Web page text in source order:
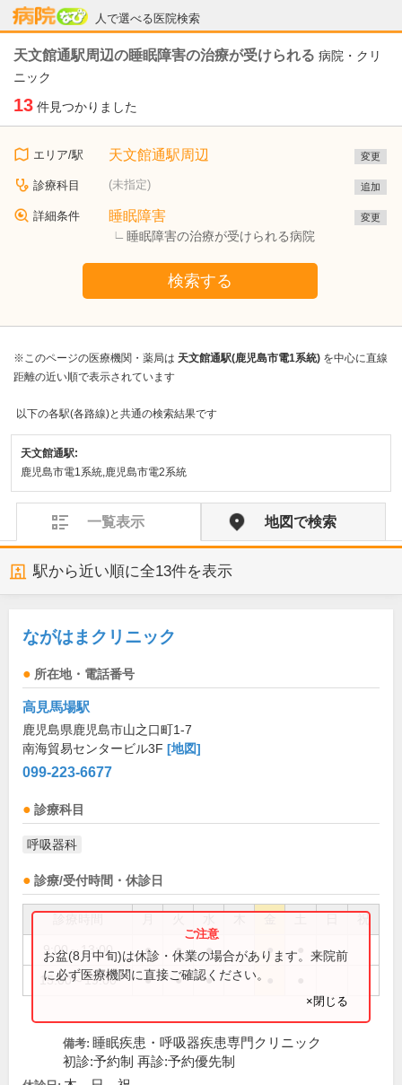
人で選べる医院検索
病院なび
天文館通駅周辺の睡眠障害の治療が受けられる 病院・クリ
ニック
13 件見つかりました
エリア/駅 天文館通駅周辺 変更
診療科目 (未指定) 追加
詳細条件 睡眠障害
睡眠障害の治療が受けられる病院
変更
検索する
※このページの医療機関・薬局は 天文館通駅(鹿児島市電1系統) を中心に直線
距離の近い順で表示されています
以下の各駅(各路線)と共通の検索結果です
天文館通駅:
鹿児島市電1系統,鹿児島市電2系統
一覧表示 地図で検索
駅から近い順に全13件を表示
ながはまクリニック
所在地・電話番号
高見馬場駅
鹿児島県鹿児島市山之口町1-7
南海貿易センタービル3F [地図]
099-223-6677
診療科目
呼吸器科
診療/受付時間・休診日
祝
9:00～13:00 ● ● ● ●
15:00～19:00 ● ● ●
お盆(8月中旬)は休診・休業の場合があります。来院前
に必ず医療機関に直接ご確認ください。
×閉じる
備考: 睡眠疾患・呼吸器疾患専門クリニック
初診:予約制 再診:予約優先制